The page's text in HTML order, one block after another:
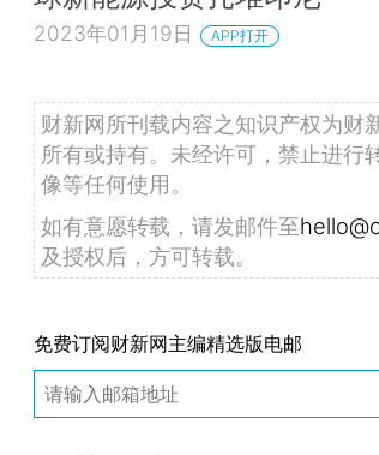
2023年01月19日 APP打开
财新网所刊载内容之知识产权为财
所有或持有。未经许可，禁止进行
像等任何使用。
如有意愿转载，请发邮件至
及授权后，方可转载。
免费订阅财新网主编精选版电邮